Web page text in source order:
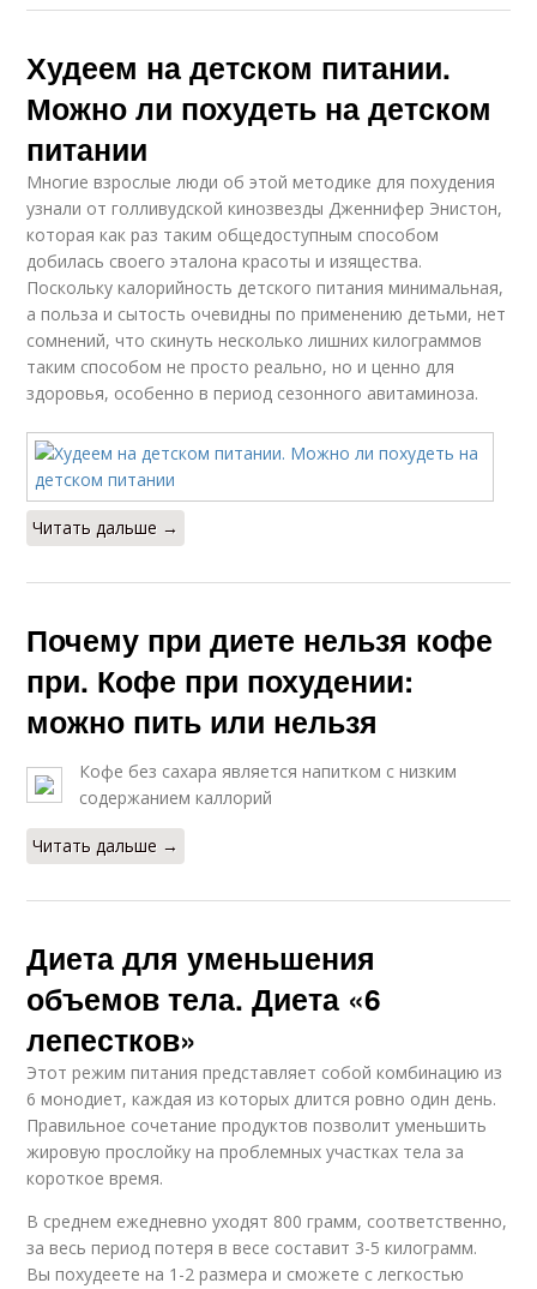
Худеем на детском питании.
Можно ли похудеть на детском
питании
Многие взрослые люди об этой методике для похудения
узнали от голливудской кинозвезды Дженнифер Энистон,
которая как раз таким общедоступным способом
добилась своего эталона красоты и изящества.
Поскольку калорийность детского питания минимальная,
а польза и сытость очевидны по применению детьми, нет
сомнений, что скинуть несколько лишних килограммов
таким способом не просто реально, но и ценно для
здоровья, особенно в период сезонного авитаминоза.
Читать дальше →
Почему при диете нельзя кофе
при. Кофе при похудении:
можно пить или нельзя
Кофе без сахара является напитком с низким
содержанием каллорий
Читать дальше →
Диета для уменьшения
объемов тела. Диета «6
лепестков»
Этот режим питания представляет собой комбинацию из
6 монодиет, каждая из которых длится ровно один день.
Правильное сочетание продуктов позволит уменьшить
жировую прослойку на проблемных участках тела за
короткое время.
В среднем ежедневно уходят 800 грамм, соответственно,
за весь период потеря в весе составит 3-5 килограмм.
Вы похудеете на 1-2 размера и сможете с легкостью